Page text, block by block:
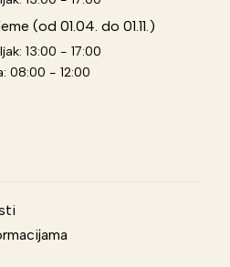
(od 01.04. do 01.11.)
13:00 - 17:00
08:00 - 12:00